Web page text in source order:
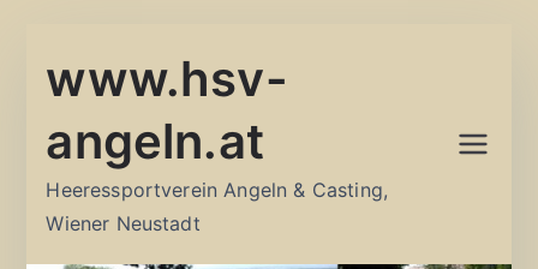
Inhalt
www.hsv-
angeln.at
Heeressportverein Angeln & Casting,
Wiener Neustadt